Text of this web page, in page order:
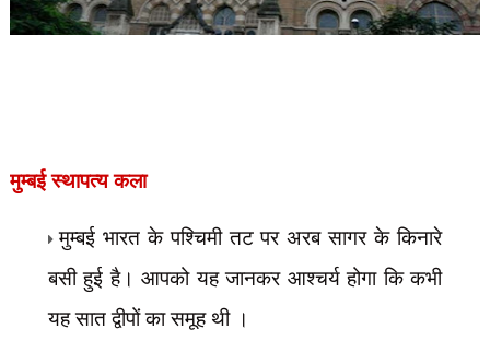
मुम्बईस्थापत्य कला
मुम्बई भारत के पश्चिमी तट पर अरब सागर के किनारे
बसी हुई है। आपको यह जानकर आश्चर्य होगा कि कभी
यह सात द्वीपों का समूह थी ।